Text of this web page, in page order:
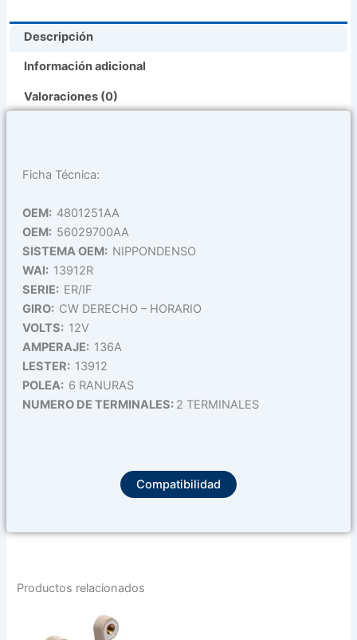
Descripción
Información adicional
Valoraciones (0)
Ficha Técnica:
OEM: 4801251AA
OEM: 56029700AA
SISTEMA OEM: NIPPONDENSO
WAI: 13912R
SERIE: ER/IF
GIRO: CW DERECHO – HORARIO
VOLTS: 12V
AMPERAJE: 136A
LESTER: 13912
POLEA: 6 RANURAS
NUMERO DE TERMINALES: 2 TERMINALES
Compatibilidad
Productos relacionados